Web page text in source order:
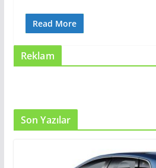
Read More
Reklam
Son Yazılar